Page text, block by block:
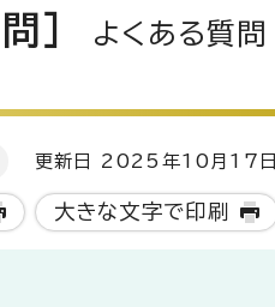
よくある質問
更新日 2025年10月17日
大きな文字で印刷